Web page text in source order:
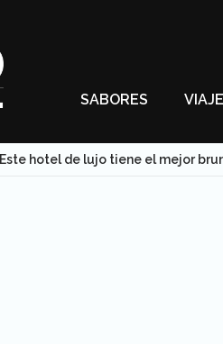
SABORES
Este hotel de lujo tiene el mejor